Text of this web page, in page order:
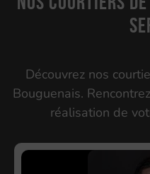
Découvrez nos
Bouguenais.
réalisation de